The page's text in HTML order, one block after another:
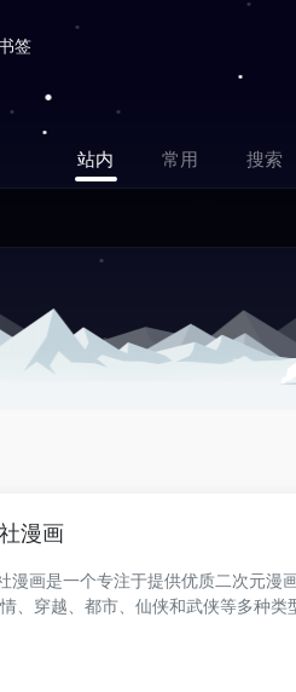
签
站内 常用 搜索
漫画
漫画是一个专注于提供优质二次元漫
、穿越、都市、仙侠和武侠等多种类